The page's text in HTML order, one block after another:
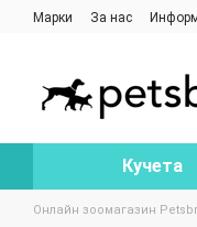
Премини към
Марки За нас
Кучета
Онлайн зоомагазин